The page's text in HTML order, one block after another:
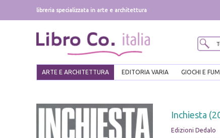
libreria specializzata in arte e architettura
ARTE E ARCHITETTURA EDITORIA VARIA GIOCHI E
Inchiesta
Edizioni Dedalo